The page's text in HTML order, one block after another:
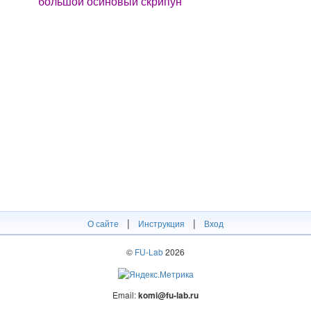
О сайте | Инструкция | Вход
© FU-Lab2026
Email:komi@fu-lab.ru